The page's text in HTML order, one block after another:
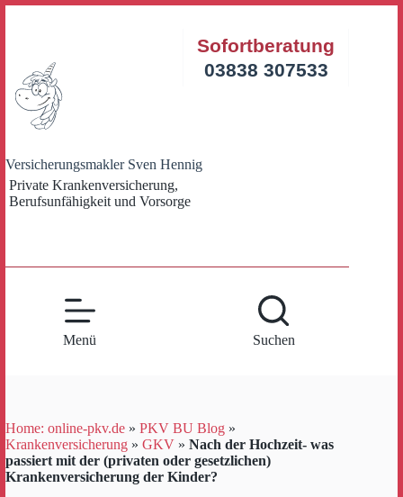
Versicherungsmakler Sven Hennig
Private Krankenversicherung,
Berufsunfähigkeit und Vorsorge
Sofortberatung
03838 307533
Menü Suchen
Home: online-pkv.de » PKV BU Blog »
Krankenversicherung » GKV » Nach der Hochzeit- was
passiert mit der (privaten oder gesetzlichen)
Krankenversicherung der Kinder?